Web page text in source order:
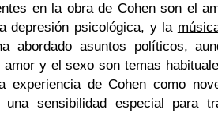
en la obra de Cohen son el
depresión psicológica, y la
abordado asuntos políticos,
amor y el sexo son temas
experiencia de Cohen como
sensibilidad especial para